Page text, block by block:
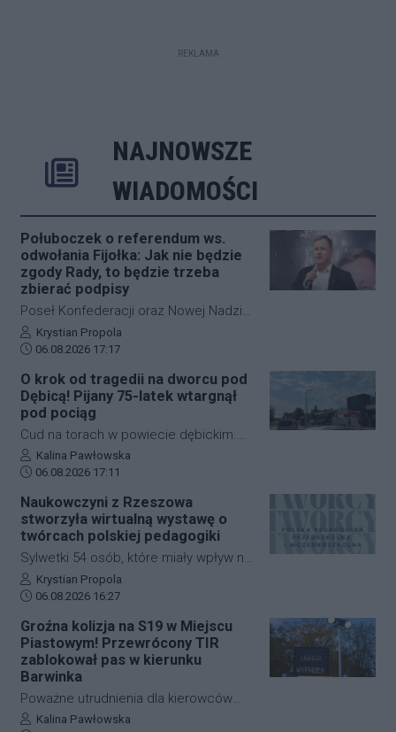
REKLAMA
NAJNOWSZE
WIADOMOŚCI
Połuboczek o referendum ws.
odwołania Fijołka: Jak nie będzie
zgody Rady, to będzie trzeba
zbierać podpisy
Poseł Konfederacji oraz Nowej Nadziei,
Michał Połuboczek, deklaruje
gotowość do zaangażowania się w
przeprowadzenia referendum w
sprawie odwołania prezydenta
Rzeszowa, Konrada Fijołka. W
programie "Cogito… u Raczyńskiej" na
antenie wPolsce24 ocenił, że jeśli
Miasta, możliwe będzie rozpoczęcie
zbiórki podpisów wśród mieszkańców.
Autor artykułu:
Krystian Propola
Data dodania artykułu:
06.08.2026 17:17
O krok od tragedii na dworcu pod
Dębicą! Pijany 75-latek wtargnął
pod pociąg
Cud na torach w powiecie dębickim.
Pijany 75-letni mężczyzna wtargnął pod
nadjeżdżający pociąg na dworcu PKP w
dramatycznie, senior wyszedł z niego
bez poważniejszych obrażeń. Skutkiem
incydentu były jednak spore utrudnienia
na kolei, ruch pociągów zablokowano
na niemal godzinę.
Autor artykułu:
Kalina Pawłowska
Data dodania artykułu:
06.08.2026 17:11
Naukowczyni z Rzeszowa
stworzyła wirtualną wystawę o
twórcach polskiej pedagogiki
Sylwetki 54 osób, które miały wpływ na
rozwój polskiej edukacji przedszkolnej i
wczesnoszkolnej, można poznać dzięki
nowej wystawie internetowej. Autorką
projektu "Polska pedagogika
przedszkolna i wczesnoszkolna i jej
twórcy" jest dr Mariola Kinal z Instytutu
Pedagogiki Uniwersytetu
Rzeszowskiego. Ekspozycja jest
Autor artykułu:
Krystian Propola
Data dodania artykułu:
06.08.2026 16:27
Groźna kolizja na S19 w Miejscu
Piastowym! Przewrócony TIR
zablokował pas w kierunku
Barwinka
Poważne utrudnienia dla kierowców
jadących w stronę przejścia
Autor artykułu:
Kalina Pawłowska